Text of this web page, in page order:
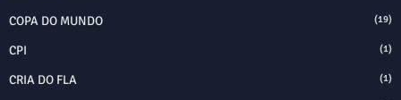
COPA DO MUNDO (19)
CPI (1)
CRIA DO FLA (1)